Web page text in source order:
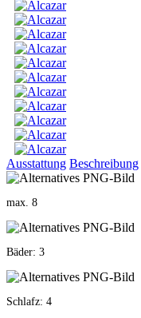
Ausstattung Beschreibung
max. 8
Bäder: 3
Schlafz: 4